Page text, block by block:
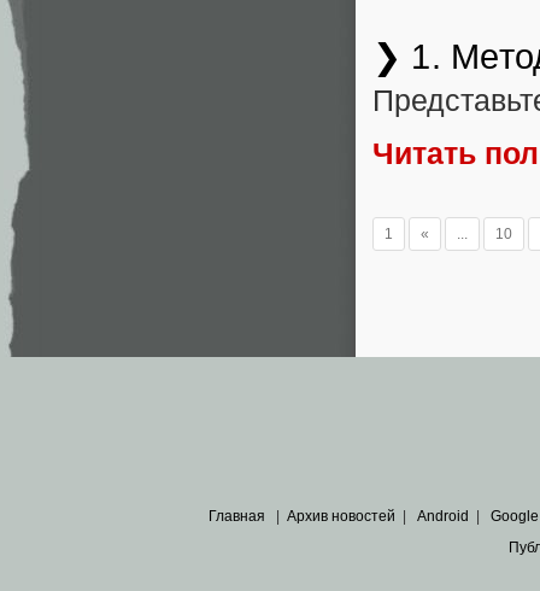
❯ 1.
Читать
1 « 10
Главная | Архив новостей | Android | Google